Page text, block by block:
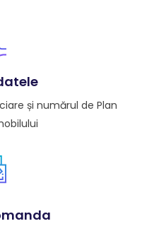
și numărul de Plan